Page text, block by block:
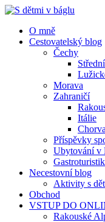
Menu
Menu
O mně
Cestovatelský blog
Čechy
Morava
Zahraničí
Itálie
Příspěvky
Ubytování v
Necestovní blog
Aktivity s
Obchod
VSTUP DO
Rakouské